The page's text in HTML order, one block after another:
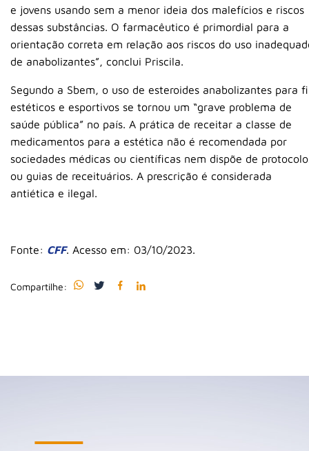
e jovens usando sem a menor ideia dos malefícios e riscos
dessas substâncias. O farmacêutico é primordial para a
orientação correta em relação aos riscos do uso
de anabolizantes”, conclui Priscila.
Segundo a Sbem, o uso de esteroides anabolizantes para
estéticos e esportivos se tornou um “grave problema de
saúde pública” no país. A prática de receitar a classe de
medicamentos para a estética não é recomendada por
sociedades médicas ou científicas nem dispõe de
ou guias de receituários. A prescrição é considerada
antiética e ilegal.
Fonte: CFF. Acesso em: 03/10/2023.
Compartilhe: